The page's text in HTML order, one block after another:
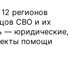
регионов
СВО и их
— юридические,
помощи